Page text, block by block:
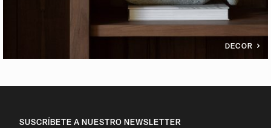
DECOR
SUSCRÍBETE A NUESTRO NEWSLETTER